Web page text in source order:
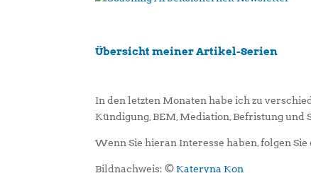
Übersicht meiner Artikel-Serien
In den letzten Monaten habe ich zu
Kündigung, BEM, Mediation, Befristung und
Wenn Sie hieran Interesse haben, folgen
Bildnachweis: © Kateryna Kon